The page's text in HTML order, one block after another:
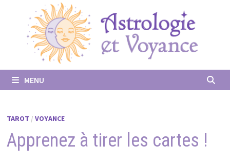
contenu
MENU
TAROT / VOYANCE
Apprenez à tirer les cartes !